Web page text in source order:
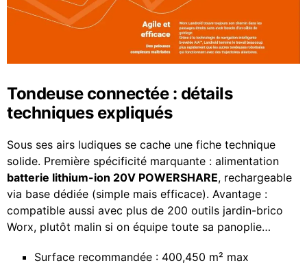
Tondeuse connectée : détails
techniques expliqués
Sous ses airs ludiques se cache une fiche technique
solide. Première spécificité marquante : alimentation
batterie lithium-ion 20V POWERSHARE, rechargeable
via base dédiée (simple mais efficace). Avantage :
compatible aussi avec plus de 200 outils jardin-brico
Worx, plutôt malin si on équipe toute sa panoplie…
Surface recommandée : 400,450 m² max